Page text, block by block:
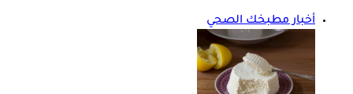
أخبار مطبخك الصحي